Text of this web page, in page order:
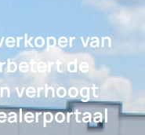
van
de
verhoogt